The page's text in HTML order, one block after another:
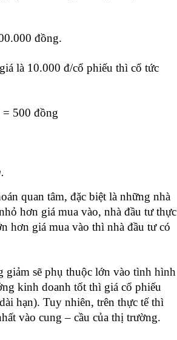
đồng.
là 10.000 đ/cổ phiếu thì cổ tức
đồng
quan tâm, đặc biệt là những nhà
hơn giá mua vào, nhà đầu tư thực
hơn giá mua vào thì nhà đầu tư có
sẽ phụ thuộc lớn vào tình hình
kinh doanh tốt thì giá cổ phiếu
hạn). Tuy nhiên, trên thực tế thì
vào cung – cầu của thị trường.